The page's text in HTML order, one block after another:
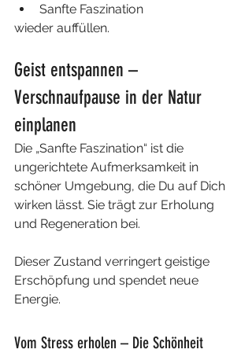
Sanfte Faszination
wieder auffüllen.
Geist entspannen –
Verschnaufpause in der Natur
einplanen
Die „Sanfte Faszination“ ist die
ungerichtete Aufmerksamkeit in
schöner Umgebung, die Du auf Dich
wirken lässt. Sie trägt zur Erholung
und Regeneration bei.
Dieser Zustand verringert geistige
Erschöpfung und spendet neue
Energie.
Vom Stress erholen – Die Schönheit